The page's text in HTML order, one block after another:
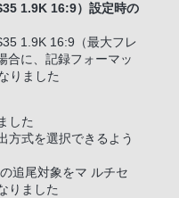
1.9K 16:9）設定時の
1.9K 16:9（最大フレ
合に、記録フォーマッ
りました
した
方式を選択できるよう
追尾対象をマ ルチセ
りました